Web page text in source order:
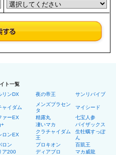
ト一覧
リンDX 夜の帝王 サンリバイブ
ャイダム
メンズプラセン
タ
マイシード
ァーEX 精露丸
七宝人参
凄いマカ
バイザックス
ロンEX
クラチャイダム
王
生牡蠣すっぽ
ん
ロン プロキオン
百凱王
ア200 ディアブロ
マカ威龍